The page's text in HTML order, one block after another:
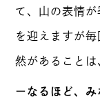
て、山の表情
を迎えますが
然があることは
ーなるほど、